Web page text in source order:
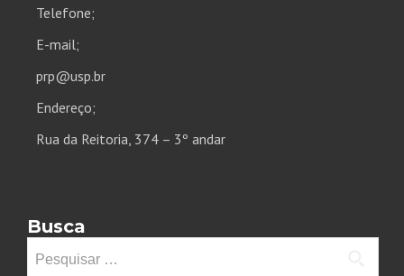
Telefone;
E-mail;
prp@usp.br
Endereço;
Rua da Reitoria, 374 – 3º andar
Busca
por: